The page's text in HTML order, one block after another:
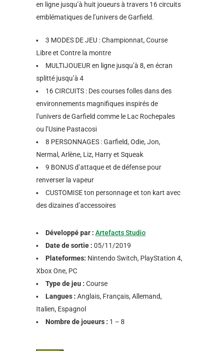
en ligne jusqu’à huit joueurs à travers 16 circuits
emblématiques de l’univers de Garfield.
3 MODES DE JEU : Championnat, Course
Libre et Contre la montre
MULTIJOUEUR en ligne jusqu’à 8, en écran
splitté jusqu’à 4
16 CIRCUITS : Des courses folles dans des
environnements magnifiques inspirés de
l’univers de Garfield comme le Lac Rochepales
ou l’Usine Pastacosi
8 PERSONNAGES : Garfield, Odie, Jon,
Nermal, Arlène, Liz, Harry et Squeak
9 BONUS d’attaque et de défense pour
renverser la vapeur
CUSTOMISE ton personnage et ton kart avec
des dizaines d’accessoires
Développé par : Artefacts Studio
Date de sortie : 05/11/2019
Plateformes: Nintendo Switch, PlayStation 4,
Xbox One, PC
Type de jeu : Course
Langues : Anglais, Français, Allemand,
Italien, Espagnol
Nombre de joueurs : 1 – 8